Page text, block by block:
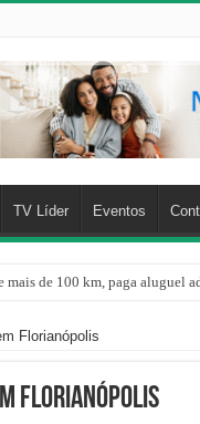
TV Líder Eventos
mais de 100 km, paga aluguel
Florianópolis
Florianópolis